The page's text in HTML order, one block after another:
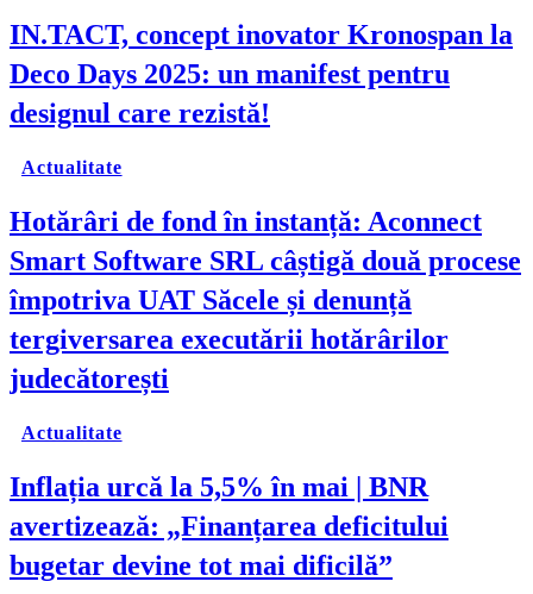
IN.TACT, concept inovator Kronospan la
Deco Days 2025: un manifest pentru
designul care rezistă!
Actualitate
Hotărâri de fond în instanță: Aconnect
Smart Software SRL câștigă două procese
împotriva UAT Săcele și denunță
tergiversarea executării hotărârilor
judecătorești
Actualitate
Inflația urcă la 5,5% în mai | BNR
avertizează: „Finanțarea deficitului
bugetar devine tot mai dificilă”